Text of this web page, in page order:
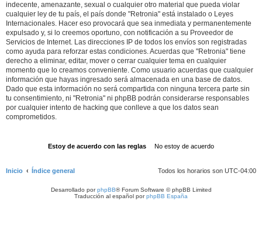
indecente, amenazante, sexual o cualquier otro material que pueda violar
cualquier ley de tu país, el país donde "Retronia" está instalado o Leyes
Internacionales. Hacer eso provocará que sea inmediata y permanentemente
expulsado y, si lo creemos oportuno, con notificación a su Proveedor de
Servicios de Internet. Las direcciones IP de todos los envíos son registradas
como ayuda para reforzar estas condiciones. Acuerdas que "Retronia" tiene
derecho a eliminar, editar, mover o cerrar cualquier tema en cualquier
momento que lo creamos conveniente. Como usuario acuerdas que cualquier
información que hayas ingresado será almacenada en una base de datos.
Dado que esta información no será compartida con ninguna tercera parte sin
tu consentimiento, ni "Retronia" ni phpBB podrán considerarse responsables
por cualquier intento de hacking que conlleve a que los datos sean
comprometidos.
Inicio Índice general Todos los horarios son UTC-04:00
Desarrollado porphpBB® Forum Software © phpBB Limited
Traducción al español porphpBB España